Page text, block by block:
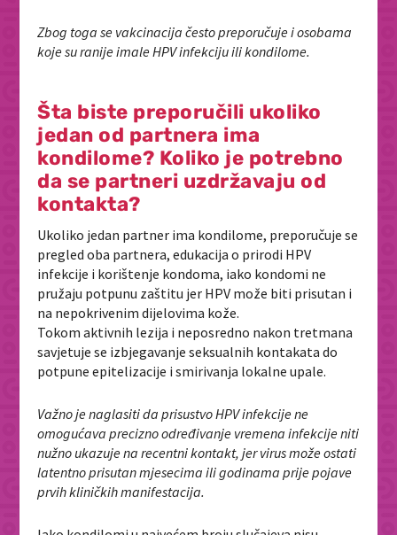
Zbog toga se vakcinacija često preporučuje i osobama
koje su ranije imale HPV infekciju ili kondilome.
Šta biste preporučili ukoliko
jedan od partnera ima
kondilome? Koliko je potrebno
da se partneri uzdržavaju od
kontakta?
Ukoliko jedan partner ima kondilome, preporučuje se
pregled oba partnera, edukacija o prirodi HPV
infekcije i korištenje kondoma, iako kondomi ne
pružaju potpunu zaštitu jer HPV može biti prisutan i
na nepokrivenim dijelovima kože.
Tokom aktivnih lezija i neposredno nakon tretmana
savjetuje se izbjegavanje seksualnih kontakata do
potpune epitelizacije i smirivanja lokalne upale.
Važno je naglasiti da prisustvo HPV infekcije ne
omogućava precizno određivanje vremena infekcije niti
nužno ukazuje na recentni kontakt, jer virus može ostati
latentno prisutan mjesecima ili godinama prije pojave
prvih kliničkih manifestacija.